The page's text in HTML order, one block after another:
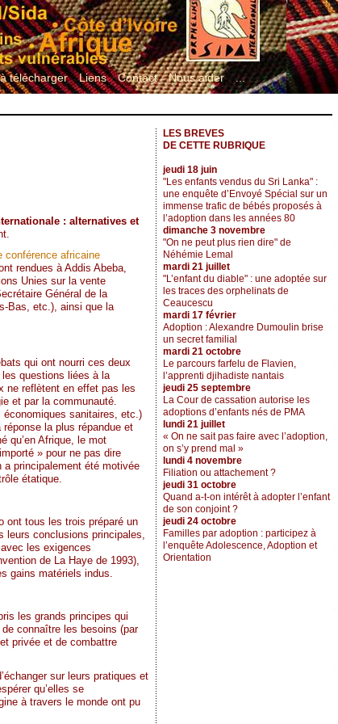
télécharger Liens Contact Nous aider ...
: alternatives et
conférence africaine
rendues à Addis Abeba,
Unies sur la vente
Général de la
Bas, etc.), ainsi que la
qui ont nourri ces deux
questions liées à la
ne reflètent en effet pas les
et par la communauté.
sanitaires, etc.)
la plus répandue et
qu’en Afrique, le mot
» pour ne pas dire
a principalement été motivée
étatique.
ont tous les trois préparé un
leurs conclusions principales,
les exigences
de La Haye de 1993),
gains matériels indus.
les grands principes qui
connaître les besoins (par
privée et de combattre
sur leurs pratiques et
qu’elles se
à travers le monde ont pu
LES BREVES
DE CETTE RUBRIQUE
jeudi 18 juin
"Les enfants vendus du Sri Lanka" :
une enquête d’Envoyé Spécial sur un
immense trafic de bébés proposés à
l’adoption dans les années 80
dimanche 3 novembre
"On ne peut plus rien dire" de
Néhémie Lemal
mardi 21 juillet
"L’enfant du diable" : une adoptée sur
les traces des orphelinats de
Ceaucescu
mardi 17 février
Adoption : Alexandre Dumoulin brise
un secret familial
mardi 21 octobre
Le parcours farfelu de Flavien,
l’apprenti djihadiste nantais
jeudi 25 septembre
La Cour de cassation autorise les
adoptions d’enfants nés de PMA
lundi 21 juillet
« On ne sait pas faire avec l’adoption,
on s’y prend mal »
lundi 4 novembre
Filiation ou attachement ?
jeudi 31 octobre
Quand a-t-on intérêt à adopter l’enfant
de son conjoint ?
jeudi 24 octobre
Familles par adoption : participez à
l’enquête Adolescence, Adoption et
Orientation